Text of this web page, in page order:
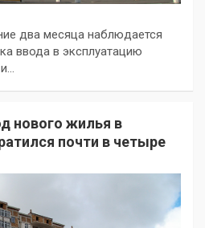
два месяца наблюдается
ввода в эксплуатацию
нового жилья в
почти в четыре